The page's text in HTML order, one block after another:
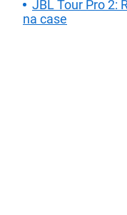
JBL Tour Pro 2:
na case